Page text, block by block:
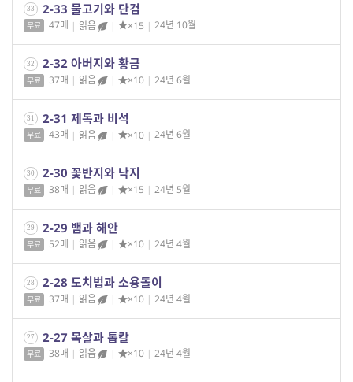
33 2-33 물고기와 단검
무료 47매 | 읽음 | ×15 | 24년 10월
32 2-32 아버지와 황금
무료 37매 | 읽음 | ×10 | 24년 6월
31 2-31 제독과 비석
무료 43매 | 읽음 | ×10 | 24년 6월
30 2-30 꽃반지와 낙지
무료 38매 | 읽음 | ×15 | 24년 5월
29 2-29 뱀과 해안
무료 52매 | 읽음 | ×10 | 24년 4월
28 2-28 도치법과 소용돌이
무료 37매 | 읽음 | ×10 | 24년 4월
27 2-27 목살과 톱칼
무료 38매 | 읽음 | ×10 | 24년 4월